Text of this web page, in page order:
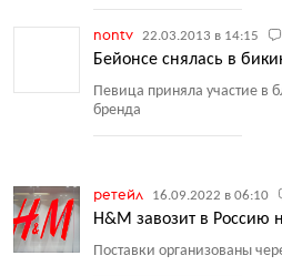
nontv 22.03.2013 в 14:15
Бейонсе снялась в
Певица приняла участие в
бренда
ретейл 16.09.2022 в 06:10
H&M завозит в Россию
Поставки организованы